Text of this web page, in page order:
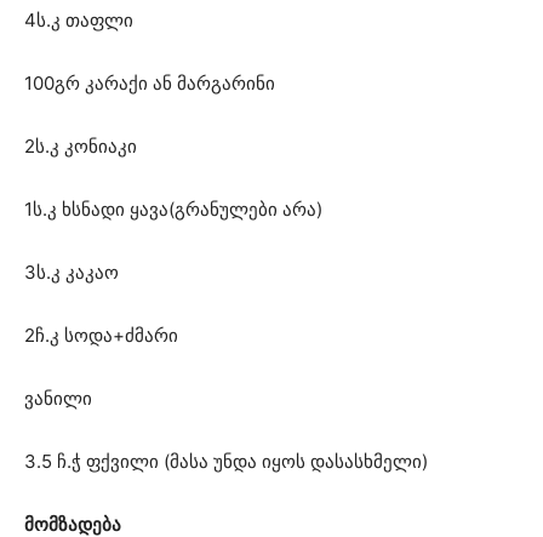
4ს.კ თაფლი
100გრ კარაქი ან მარგარინი
2ს.კ კონიაკი
1ს.კ ხსნადი ყავა(გრანულები არა)
3ს.კ კაკაო
2ჩ.კ სოდა+ძმარი
ვანილი
3.5 ჩ.ჭ ფქვილი (მასა უნდა იყოს დასასხმელი)
მომზადება